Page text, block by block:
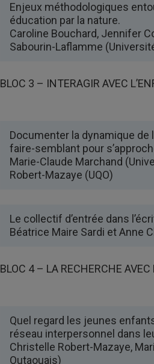
Enjeux méthodologiques
éducation par la nature.
Caroline Bouchard, Jennifer
Sabourin-Laflamme
BLOC 3 – INTERAGIR AVEC
Documenter la dynamique de
faire-semblant pour
Marie-Claude Marchand
Robert-Mazaye (UQO)
Le collectif d’entrée dans
Béatrice Maire Sardi et Anne
BLOC 4 – LA RECHERCHE AVEC
Quel regard les jeunes
réseau interpersonnel dans
Christelle Robert-Mazaye,
Outaouais)